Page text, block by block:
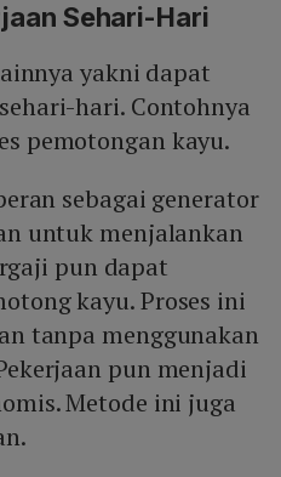
Sehari-Hari
yakni dapat
hari. Contohnya
pemotongan kayu.
sebagai generator
untuk menjalankan
pun dapat
kayu. Proses ini
tanpa menggunakan
pun menjadi
Metode ini juga